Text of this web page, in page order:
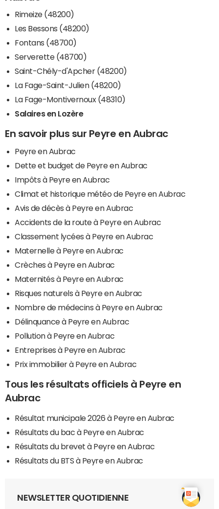
Rimeize (48200)
Les Bessons (48200)
Fontans (48700)
Serverette (48700)
Saint-Chély-d'Apcher (48200)
La Fage-Saint-Julien (48200)
La Fage-Montivernoux (48310)
Salaires en Lozère
En savoir plus sur Peyre en Aubrac
Peyre en Aubrac
Dette et budget de Peyre en Aubrac
Impôts à Peyre en Aubrac
Climat et historique météo de Peyre en Aubrac
Avis de décès à Peyre en Aubrac
Accidents de la route à Peyre en Aubrac
Classement lycées à Peyre en Aubrac
Maternelle à Peyre en Aubrac
Crèches à Peyre en Aubrac
Maternités à Peyre en Aubrac
Risques naturels à Peyre en Aubrac
Nombre de médecins à Peyre en Aubrac
Délinquance à Peyre en Aubrac
Pollution à Peyre en Aubrac
Entreprises à Peyre en Aubrac
Prix immobilier à Peyre en Aubrac
Tous les résultats officiels à Peyre en
Aubrac
Résultat municipale 2026 à Peyre en Aubrac
Résultats du bac à Peyre en Aubrac
Résultats du brevet à Peyre en Aubrac
Résultats du BTS à Peyre en Aubrac
NEWSLETTER QUOTIDIENNE